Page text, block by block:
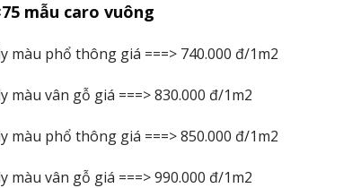
mẫu caro vuông
màu phổ thông giá ===> 740.000 đ/1m2
màu vân gỗ giá ===> 830.000 đ/1m2
màu phổ thông giá ===> 850.000 đ/1m2
màu vân gỗ giá ===> 990.000 đ/1m2